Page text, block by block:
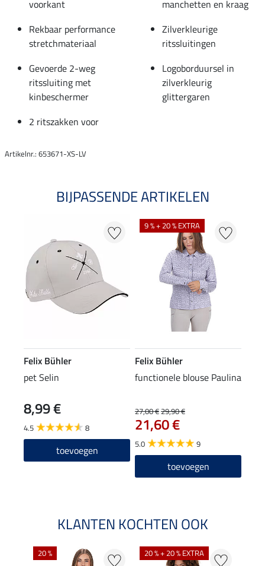
voorkant
manchetten en kraag
Rekbaar performance
stretchmateriaal
Zilverkleurige
ritssluitingen
Gevoerde 2-weg
ritssluiting met
kinbeschermer
Logoborduursel in
zilverkleurig
glittergaren
2 ritszakken voor
Artikelnr.: 653671-XS-LV
BIJPASSENDE ARTIKELEN
Felix Bühler
pet Selin
8,99 €
4.5 8
toevoegen
9 % + 20 % EXTRA
Felix Bühler
functionele blouse Paulina
27,00 €29,90 €
21,60 €
5.0 9
toevoegen
KLANTEN KOCHTEN OOK
20 % 20 % + 20 % EXTRA